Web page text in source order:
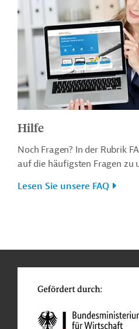
Hilfe
Noch Fragen? In der Rubrik
auf die häufigsten Fragen zu
Lesen Sie unsere FAQ